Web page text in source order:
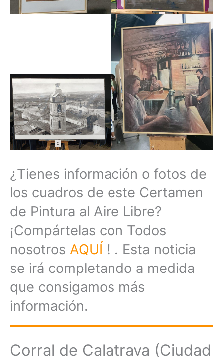
¿Tienes información o fotos de
los cuadros de este Certamen
de Pintura al Aire Libre?
¡Compártelas con Todos
nosotros AQUÍ ! . Esta noticia
se irá completando a medida
que consigamos más
información.
Corral de Calatrava (Ciudad